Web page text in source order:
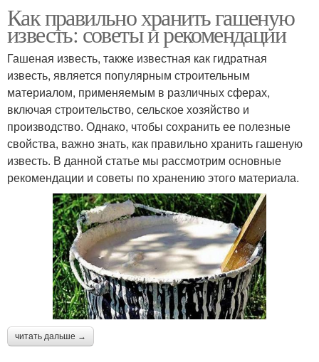
Как правильно хранить гашеную
известь: советы и рекомендации
Гашеная известь, также известная как гидратная
известь, является популярным строительным
материалом, применяемым в различных сферах,
включая строительство, сельское хозяйство и
производство. Однако, чтобы сохранить ее полезные
свойства, важно знать, как правильно хранить гашеную
известь. В данной статье мы рассмотрим основные
рекомендации и советы по хранению этого материала.
читать дальше →